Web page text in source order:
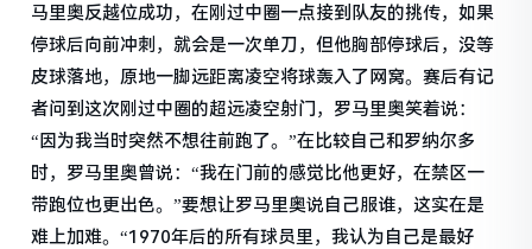
马里奥反越位成功，在刚过中圈一点接到队友的挑传，如果
停球后向前冲刺，就会是一次单刀，但他胸部停球后，没等
皮球落地，原地一脚远距离凌空将球轰入了网窝。赛后有记
者问到这次刚过中圈的超远凌空射门，罗马里奥笑着说：
“因为我当时突然不想往前跑了。”在比较自己和罗纳尔多
时，罗马里奥曾说：“我在门前的感觉比他更好，在禁区一
带跑位也更出色。”要想让罗马里奥说自己服谁，这实在是
难上加难。“1970年后的所有球员里，我认为自己是最好